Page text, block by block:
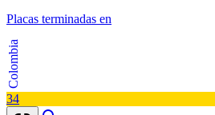
Placas terminadas en
Colombia
34